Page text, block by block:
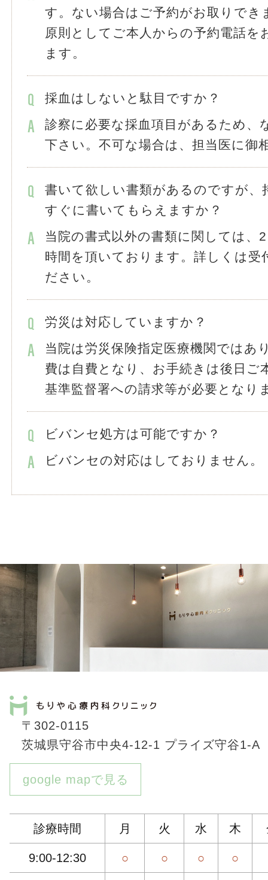
す。ない場合はご予約がお取りでき
原則としてご本人からの予約電話を
ます。
採血はしないと駄目ですか？
診察に必要な採血項目があるため、
下さい。不可な場合は、担当医に御
書いて欲しい書類があるのですが、
すぐに書いてもらえますか？
当院の書式以外の書類に関しては、
時間を頂いております。詳しくは受
ださい。
労災は対応していますか？
当院は労災保険指定医療機関ではあ
費は自費となり、お手続きは後日ご
基準監督署への請求等が必要となり
ビバンセ処方は可能ですか？
ビバンセの対応はしておりません。
〒302-0115
茨城県守谷市中央4-12-1 プライズ守谷1-A
google mapで見る
診療時間 月 火 水 木
9:00-12:30 ○ ○ ○ ○